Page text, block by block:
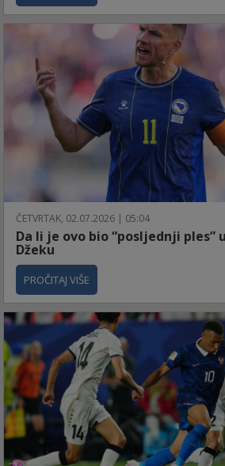
ČETVRTAK, 02.07.2026 | 05:04
Da li je ovo bio “posljednji ples”
Džeku
PROČITAJ VIŠE